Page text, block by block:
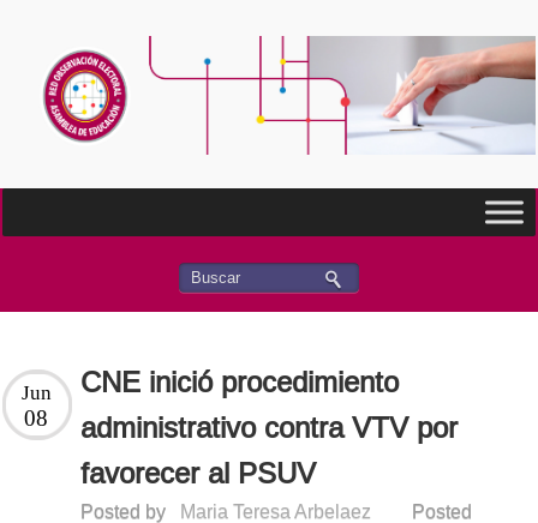
CNE inició procedimiento
administrativo contra VTV por
favorecer al PSUV
Jun
08
Posted by Maria Teresa Arbelaez
Posted